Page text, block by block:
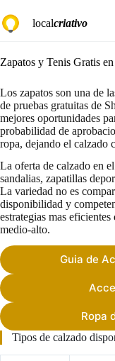
al
contenido
localcriativo
Zapatos y Tenis Gratis
Los zapatos son una de
de pruebas gratuitas de
mejores oportunidades
probabilidad de
ropa, dejando el calzado
La oferta de calzado en
sandalias, zapatillas
La variedad no es
disponibilidad y
estrategias mas
medio-alto.
Guia de
Ropa
Tipos de calzado